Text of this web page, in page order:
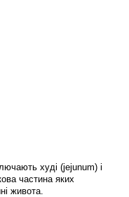
худі (jejunum) і
частина яких
живота.